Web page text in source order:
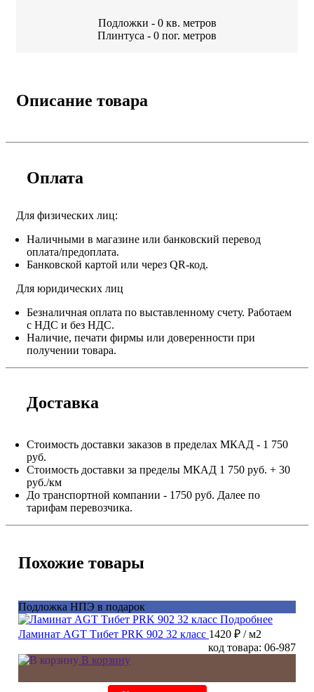
Подложки - 0 кв. метров
Плинтуса - 0 пог. метров
Описание товара
Оплата
Для физических лиц:
Наличными в магазине или банковский перевод
оплата/предоплата.
Банковской картой или через QR-код.
Для юридических лиц
Безналичная оплата по выставленному счету. Работаем
с НДС и без НДС.
Наличие, печати фирмы или доверенности при
получении товара.
Доставка
Стоимость доставки заказов в пределах МКАД - 1 750
руб.
Стоимость доставки за пределы МКАД 1 750 руб. + 30
руб./км
До транспортной компании - 1750 руб. Далее по
тарифам перевозчика.
Похожие товары
Подложка НПЭ в подарок
Подробнее
Ламинат AGT Тибет PRK 902 32 класс 1420 ₽ / м2
код товара: 06-987
В корзину